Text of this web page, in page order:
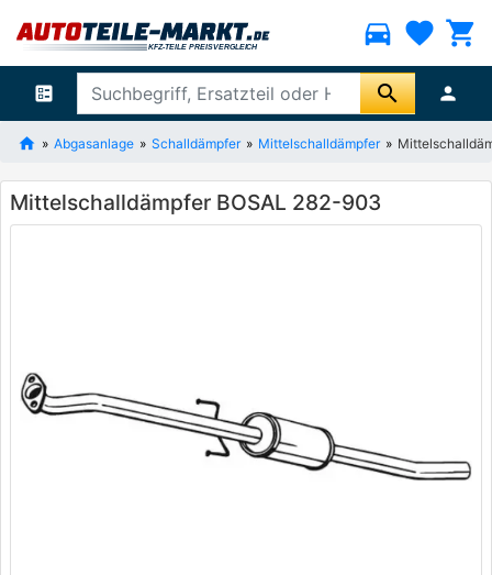
directions_car favorite shopping_cart
ballot search person
Abgasanlage Schalldämpfer Mittelschalldämpfer
Mittelschalldämpfer BOSAL 282-903